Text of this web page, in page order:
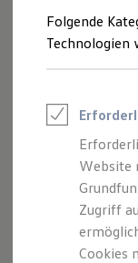
Leasing
Kfz-
Folgende
Technologien
Website
Zugriff
Cookies